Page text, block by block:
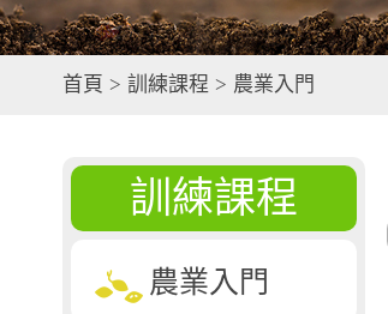
首頁 > 訓練課程 > 農業入門
訓練課程
農業入門